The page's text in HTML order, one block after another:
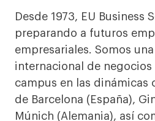
School
Desde 1973, EU Business
preparando a futuros
empresariales. Somos
internacional de
campus en las dinámicas
de Barcelona (España),
Múnich (Alemania), así